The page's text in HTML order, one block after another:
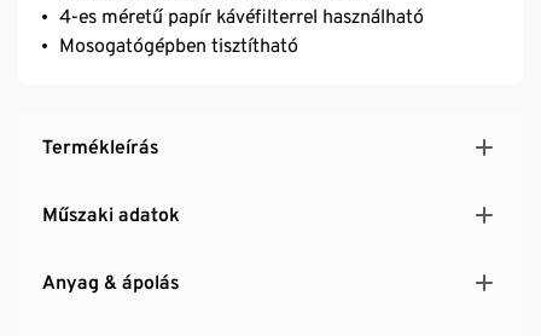
4-es méretű papír kávéfilterrel használható
Mosogatógépben tisztítható
Termékleírás
Műszaki adatok
Anyag & ápolás